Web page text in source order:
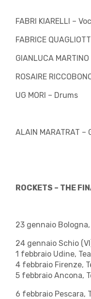
FABRI KIARELLI –
FABRICE
GIANLUCA
ROSAIRE
UG MORI – Drums
ALAIN MARATRAT
ROCKETS – THE
23 gennaio Bologna
24 gennaio Schio
1 febbraio Udine,
4 febbraio Firenze,
5 febbraio Ancona,
6 febbraio Pescara,